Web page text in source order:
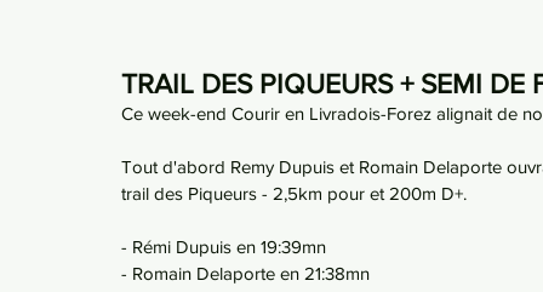
TRAIL DES PIQUEURS + SEMI DE
Ce week-end Courir en Livradois-Forez alignait de
Tout d'abord Remy Dupuis et Romain Delaporte
trail des Piqueurs - 2,5km pour et 200m D+.
- Rémi Dupuis en 19:39mn
- Romain Delaporte en 21:38mn